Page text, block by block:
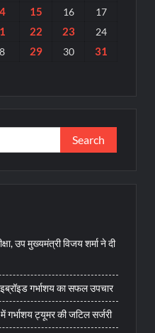
15 16 17
22 23
24
29 30 31
Search
for:
उप मुख्यमंत्री विजय शर्मा ने दी
गर्भाशय का सफल उपचार
ट्यूमर की जटिल सर्जरी